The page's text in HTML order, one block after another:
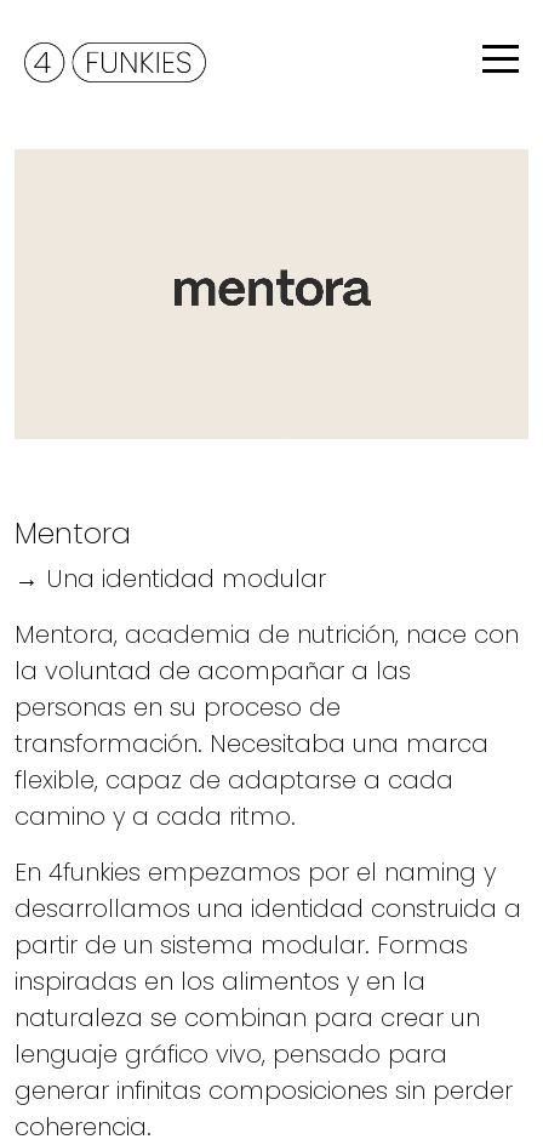
Mentora
→ Una identidad modular
Mentora, academia de nutrición, nace con
la voluntad de acompañar a las
personas en su proceso de
transformación. Necesitaba una marca
flexible, capaz de adaptarse a cada
camino y a cada ritmo.
En 4funkies empezamos por el naming y
desarrollamos una identidad construida a
partir de un sistema modular. Formas
inspiradas en los alimentos y en la
naturaleza se combinan para crear un
lenguaje gráfico vivo, pensado para
generar infinitas composiciones sin perder
coherencia.